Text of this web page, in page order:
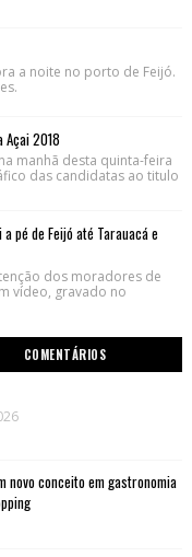
a noite no porto de Feijó.
Açai 2018
manhã desta quinta-feira
das candidatas ao titulo
pé de Feijó até Tarauacá e
dos moradores de
vídeo, gravado no
COMENTÁRIOS
novo conceito em gastronomia